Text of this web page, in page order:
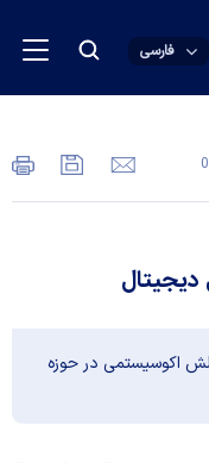
فارسی
اکوسیستمی در حوزه